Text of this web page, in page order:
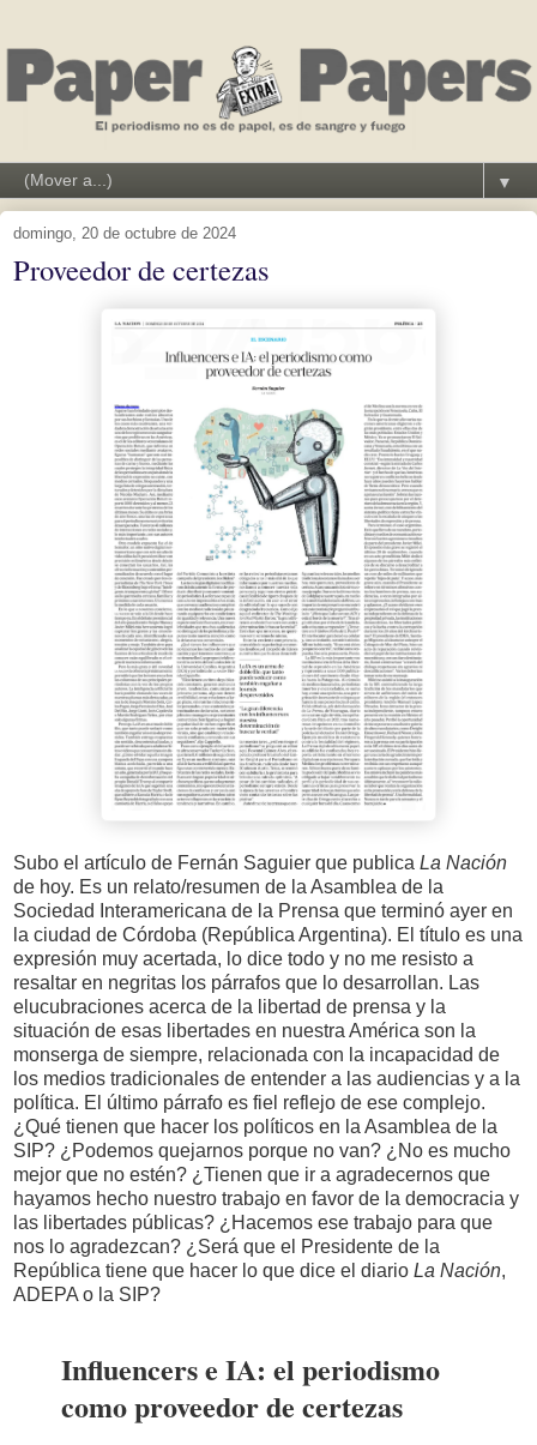
▼
domingo, 20 de octubre de 2024
Proveedor de certezas
Subo el artículo de Fernán Saguier que publica La Nación
de hoy. Es un relato/resumen de la Asamblea de la
Sociedad Interamericana de la Prensa que terminó ayer en
la ciudad de Córdoba (República Argentina). El título es una
expresión muy acertada, lo dice todo y no me resisto a
resaltar en negritas los párrafos que lo desarrollan. Las
elucubraciones acerca de la libertad de prensa y la
situación de esas libertades en nuestra América son la
monserga de siempre, relacionada con la incapacidad de
los medios tradicionales de entender a las audiencias y a la
política. El último párrafo es fiel reflejo de ese complejo.
¿Qué tienen que hacer los políticos en la Asamblea de la
SIP? ¿Podemos quejarnos porque no van? ¿No es mucho
mejor que no estén? ¿Tienen que ir a agradecernos que
hayamos hecho nuestro trabajo en favor de la democracia y
las libertades públicas? ¿Hacemos ese trabajo para que
nos lo agradezcan? ¿Será que el Presidente de la
República tiene que hacer lo que dice el diario La Nación,
ADEPA o la SIP?
Influencers e IA: el periodismo
como proveedor de certezas